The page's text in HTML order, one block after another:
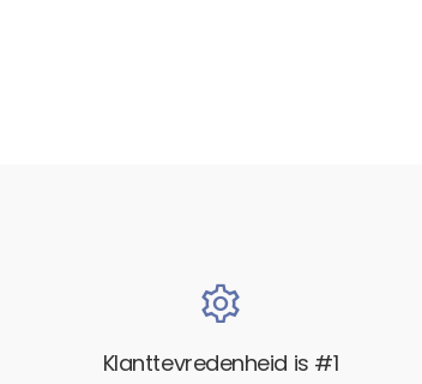
Klanttevredenheid is #1